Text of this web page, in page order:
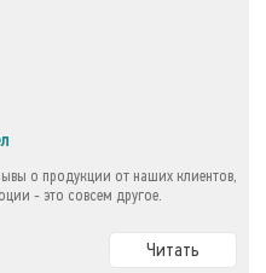
о продукции от наших клиентов,
- это совсем другое.
Читать